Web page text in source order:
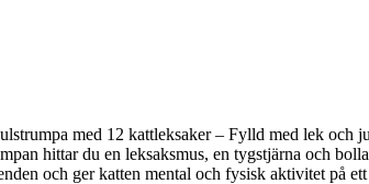
med 12 kattleksaker – Fylld med lek och
hittar du en leksaksmus, en tygstjärna och
och ger katten mental och fysisk aktivitet på